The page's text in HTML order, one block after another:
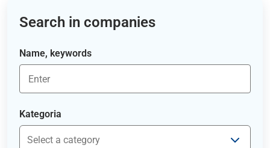
Search in companies
Name, keywords
Kategoria